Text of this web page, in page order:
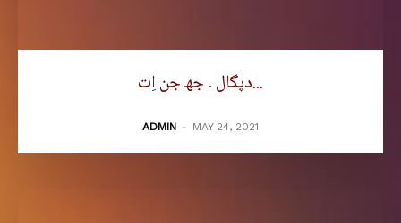
دپگال ۔ جھ جن اِت...
ADMIN - MAY 24, 2021